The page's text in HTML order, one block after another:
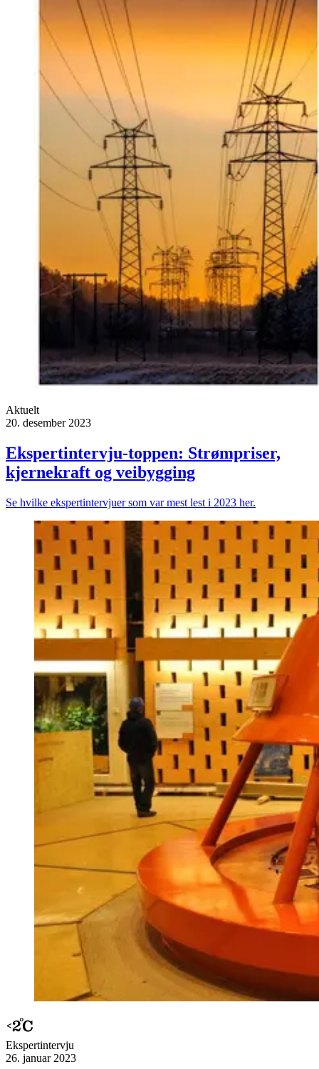
Aktuelt
20. desember 2023
Ekspertintervju-toppen: Strømpriser,
kjernekraft og veibygging
Se hvilke ekspertintervjuer som var mest lest i 2023 her.
Ekspert­intervju
26. januar 2023